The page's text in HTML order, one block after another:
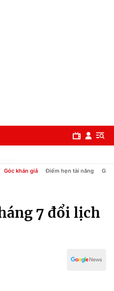
Góc khán giả Điểm hẹn tài năng Giải
7 đổi lịch